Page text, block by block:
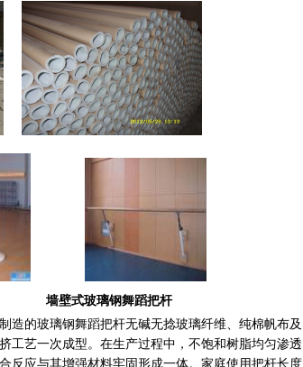
墙壁式玻璃钢舞蹈把杆
造的玻璃钢舞蹈把杆无碱无捻玻璃纤维、纯棉帆布及
工艺一次成型。在生产过程中，不饱和树脂均匀渗透
反应与其增强材料牢固形成一体。家庭使用把杆长度